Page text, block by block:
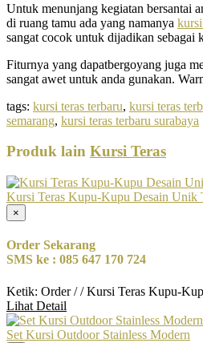
Untuk menunjang kegiatan bersantai
di ruang tamu ada yang namanya
sangat cocok untuk dijadikan sebagai
Fiturnya yang dapatbergoyang juga
sangat awet untuk anda gunakan.
tags: kursi teras terbaru, kursi teras
semarang, kursi teras terbaru surabaya
Produk lain Kursi Teras
Kursi Teras Kupu-Kupu Desain Unik
×
Order Sekarang
SMS ke : 085 647 170 724
Ketik: Order / / Kursi Teras Kupu-
Lihat Detail
Set Kursi Outdoor Stainless Modern